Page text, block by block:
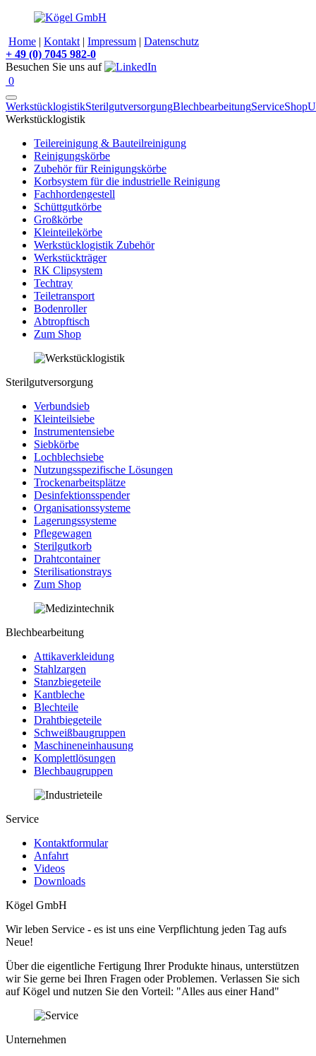
Home | Kontakt | Impressum | Datenschutz
+ 49 (0) 7045 982-0
Besuchen Sie uns auf
0
WerkstücklogistikSterilgutversorgungBlechbearbeitungServiceShop
Werkstücklogistik
Teilereinigung & Bauteilreinigung
Reinigungskörbe
Zubehör für Reinigungskörbe
Korbsystem für die industrielle Reinigung
Fachhordengestell
Schüttgutkörbe
Großkörbe
Kleinteilekörbe
Werkstücklogistik Zubehör
Werkstückträger
RK Clipsystem
Techtray
Teiletransport
Bodenroller
Abtropftisch
Zum Shop
Sterilgutversorgung
Verbundsieb
Kleinteilsiebe
Instrumentensiebe
Siebkörbe
Lochblechsiebe
Nutzungsspezifische Lösungen
Trockenarbeitsplätze
Desinfektionsspender
Organisationssysteme
Lagerungssysteme
Pflegewagen
Sterilgutkorb
Drahtcontainer
Sterilisationstrays
Zum Shop
Blechbearbeitung
Attikaverkleidung
Stahlzargen
Stanzbiegeteile
Kantbleche
Blechteile
Drahtbiegeteile
Schweißbaugruppen
Maschineneinhausung
Komplettlösungen
Blechbaugruppen
Service
Kontaktformular
Anfahrt
Videos
Downloads
Kögel GmbH
Wir leben Service - es ist uns eine Verpflichtung jeden Tag aufs
Neue!
Über die eigentliche Fertigung Ihrer Produkte hinaus, unterstützen
wir Sie gerne bei Ihren Fragen oder Problemen. Verlassen Sie sich
auf Kögel und nutzen Sie den Vorteil: "Alles aus einer Hand"
Unternehmen